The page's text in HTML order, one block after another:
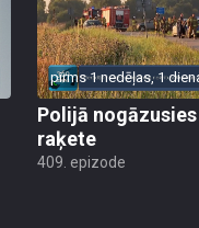
pirms 1 nedēļas, 1
Polijā
raķete
409. epizode